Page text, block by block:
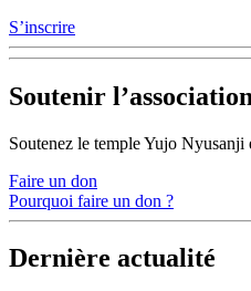
S’inscrire
Soutenir l’association
Soutenez le temple Yujo
Faire un don
Pourquoi faire un don ?
Dernière actualité